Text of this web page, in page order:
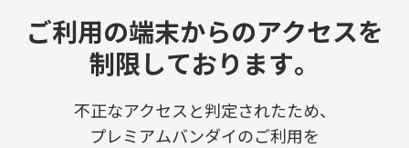
ご利用の端末からのアクセスを
制限しております。
不正なアクセスと判定されたため、
プレミアムバンダイのご利用を